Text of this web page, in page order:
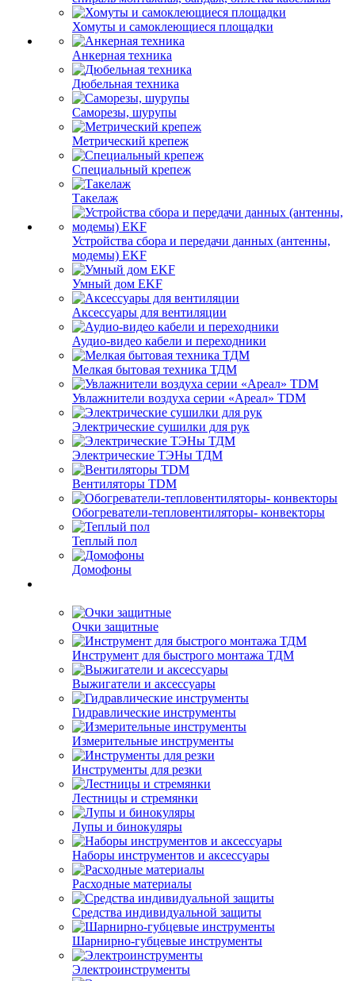
Хомуты и самоклеющиеся площадки
Анкерная техника
Дюбельная техника
Саморезы, шурупы
Метрический крепеж
Специальный крепеж
Такелаж
Устройства сбора и передачи данных (антенны,
модемы) EKF
Умный дом EKF
Аксессуары для вентиляции
Аудио-видео кабели и переходники
Мелкая бытовая техника ТДМ
Увлажнители воздуха серии «Ареал» TDM
Электрические сушилки для рук
Электрические ТЭНы ТДМ
Вентиляторы TDM
Обогреватели-тепловентиляторы- конвекторы
Теплый пол
Домофоны
Очки защитные
Инструмент для быстрого монтажа ТДМ
Выжигатели и аксессуары
Гидравлические инструменты
Измерительные инструменты
Инструменты для резки
Лестницы и стремянки
Лупы и бинокуляры
Наборы инструментов и аксессуары
Расходные материалы
Средства индивидуальной защиты
Шарнирно-губцевые инструменты
Электроинструменты